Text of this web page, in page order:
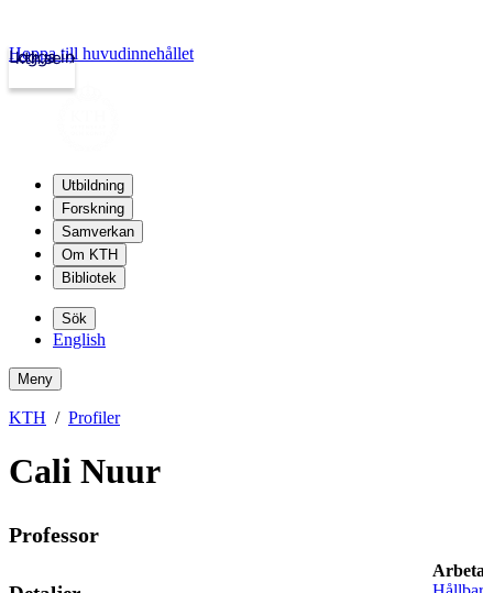
kth.se
Logga in
Hoppa till huvudinnehållet
Utbildning
Forskning
Samverkan
Om KTH
Bibliotek
Sök
English
Meny
KTH Profiler
Cali Nuur
Professor